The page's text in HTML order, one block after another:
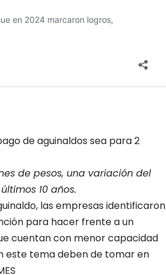
de aguinaldos sea para 2
de pesos, una variación del
10 años.
las empresas identificaron
para hacer frente a un
cuentan con menor capacidad
este tema deben de tomar en